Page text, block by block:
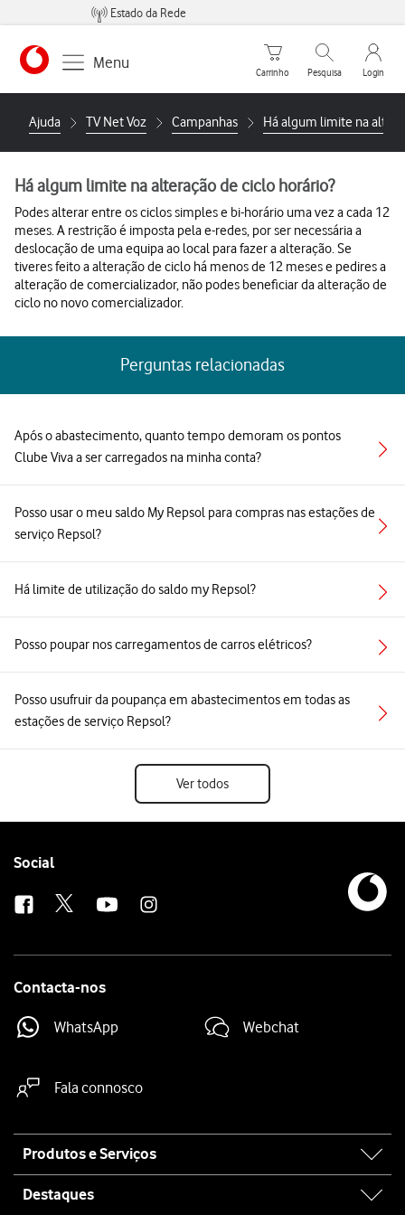
Estado da Rede
https://www.vodafone.pt
Menu
Carrinho de compras
Carrinho
Pesquisar
Pesquisa
My
Login
Ajuda TV Net Voz Campanhas Há algum limite na
Há algum limite na alteração de ciclo horário?
Podes alterar entre os ciclos simples e bi-horário uma vez a cada 12
meses. A restrição é imposta pela e-redes, por ser necessária a
deslocação de uma equipa ao local para fazer a alteração. Se
tiveres feito a alteração de ciclo há menos de 12 meses e pedires a
alteração de comercializador, não podes beneficiar da alteração de
ciclo no novo comercializador.
Perguntas relacionadas
Após o abastecimento, quanto tempo demoram os pontos
Clube Viva a ser carregados na minha conta?
Posso usar o meu saldo My Repsol para compras nas estações de
serviço Repsol?
Há limite de utilização do saldo my Repsol?
Posso poupar nos carregamentos de carros elétricos?
Posso usufruir da poupança em abastecimentos em todas as
estações de serviço Repsol?
Ver todos
Follow
Social
Contacta-nos
WhatsApp Webchat
Fala connosco
map
Produtos e Serviços
Destaques